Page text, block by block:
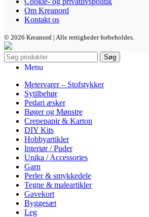
Om Kreanord
Kontakt os
© 2026 Kreanord | Alle rettigheder forbeholdes.
Søg
Menu
Metervarer – Stofstykker
Sytilbehør
Pedari æsker
Bøger og Mønstre
Crepepapir & Karton
DIY Kits
Hobbyartikler
Interiør / Puder
Unika / Accessories
Garn
Perler & smykkedele
Tegne & maleartikler
Gavekort
Byggesæt
Leg